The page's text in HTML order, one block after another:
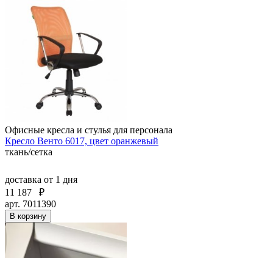
Офисные кресла и стулья для персонала
Кресло Венто 6017, цвет оранжевый
ткань/сетка
доставка от 1 дня
11 187
₽
арт. 7011390
В корзину